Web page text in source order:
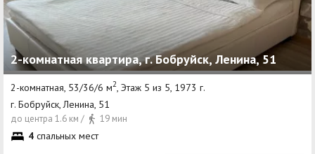
2-комнатная квартира, г. Бобруйск, Ленина, 51
2-комнатная, 53/36/6 м2, Этаж 5 из 5, 1973 г.
г. Бобруйск, Ленина, 51
до центра 1.6 км / 19 мин
4 спальных мест